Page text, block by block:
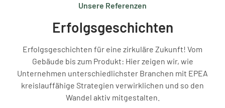
Unsere Referenzen
Erfolgsgeschichten
Erfolgsgeschichten für eine zirkuläre Zukunft! Vom
Gebäude bis zum Produkt: Hier zeigen wir, wie
Unternehmen unterschiedlichster Branchen mit EPEA
kreislauffähige Strategien verwirklichen und so den
Wandel aktiv mitgestalten.